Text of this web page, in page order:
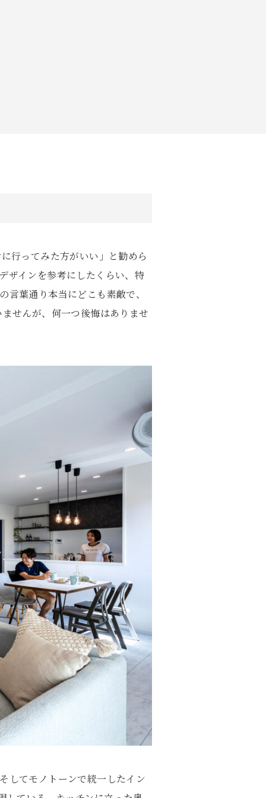
行ってみた方がいい」と勧めら
ザインを参考にしたくらい、特
葉通り本当にどこも素敵で、
せんが、何一つ後悔はありませ
してモノトーンで統一したイン